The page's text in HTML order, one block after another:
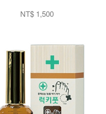
NT$ 1,500